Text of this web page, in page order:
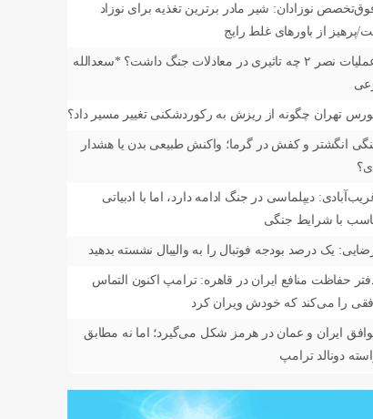
نوزادان: شیر مادر برترین تغذیه برای نوزاد
پرهیز از باورهای غلط رایج
عملیات نصر ۲ چه تاثیری در معادلات جنگ داشت؟ *سعدالله
تهران چگونه از ریزش به رکوردشکنی تغییر مسیر داد؟
انگشتر و کفش در گرما؛ واکنش طبیعی بدن یا هشدار
دیپلماسی در جنگ ادامه دارد، اما با ادبیاتی
با شرایط جنگی
یک درصد بودجه فوتبال را به والیبال نشسته بدهید
حفاظت منافع ایران در قاهره: ترامپ اکنون التماس
را می‌کند که خودش ویران کرد
ایران و عمان در هرمز شکل می‌گیرد؛ اما نه مطابق
دونالد ترامپ